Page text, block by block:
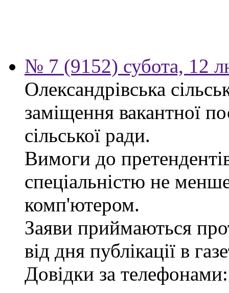
№ 7 (9152) субота, 12
Олександрівська
заміщення вакантної
сільської ради.
Вимоги до
спеціальністю не
комп'ютером.
Заяви приймаються
від дня публікації в
Довідки за